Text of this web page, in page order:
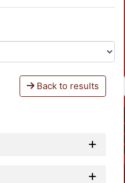
Back to results